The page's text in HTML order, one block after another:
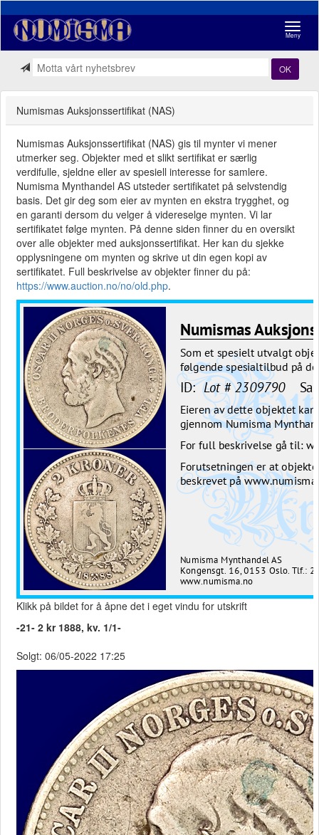
Meny
OK
Numismas Auksjonssertifikat (NAS)
Numismas Auksjonssertifikat (NAS) gis til mynter vi mener
utmerker seg. Objekter med et slikt sertifikat er særlig
verdifulle, sjeldne eller av spesiell interesse for samlere.
Numisma Mynthandel AS utsteder sertifikatet på selvstendig
basis. Det gir deg som eier av mynten en ekstra trygghet, og
en garanti dersom du velger å videreselge mynten. Vi lar
sertifikatet følge mynten. På denne siden finner du en oversikt
over alle objekter med auksjonssertifikat. Her kan du sjekke
opplysningene om mynten og skrive ut din egen kopi av
sertifikatet. Full beskrivelse av objekter finner du på:
https://www.auction.no/no/old.php.
Klikk på bildet for å åpne det i eget vindu for utskrift
-21- 2 kr 1888, kv. 1/1-
Solgt: 06/05-2022 17:25